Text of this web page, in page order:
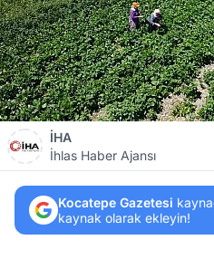
İHA
İhlas Haber Ajansı
Kocatepe Gazetesi
kaynak olarak ekleyin!